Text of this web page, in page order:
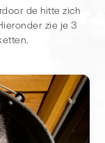
de hitte zich
zie je 3